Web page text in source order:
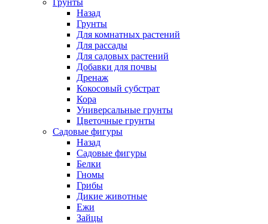
Грунты
Назад
Грунты
Для комнатных растений
Для рассады
Для садовых растений
Добавки для почвы
Дренаж
Кокосовый субстрат
Кора
Универсальные грунты
Цветочные грунты
Садовые фигуры
Назад
Садовые фигуры
Белки
Гномы
Грибы
Дикие животные
Ежи
Зайцы